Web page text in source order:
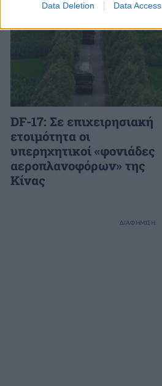
Data Deletion Data Access
DF-17: Σε επιχειρησιακή
ετοιμότητα οι
υπερηχητικοί «φονιάδες
αεροπλανοφόρων» της
Κίνας
ΔΙΑΦΗΜΙΣΗ